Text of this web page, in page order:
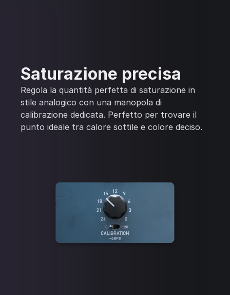
Saturazione precisa
Regola la quantità perfetta di saturazione in
stile analogico con una manopola di
calibrazione dedicata. Perfetto per trovare il
punto ideale tra calore sottile e colore deciso.